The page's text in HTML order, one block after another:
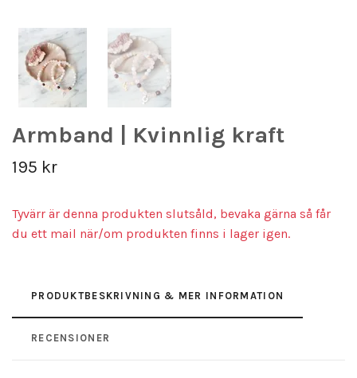
Armband | Kvinnlig kraft
195 kr
Tyvärr är denna produkten slutsåld, bevaka gärna så får
du ett mail när/om produkten finns i lager igen.
PRODUKTBESKRIVNING & MER INFORMATION
RECENSIONER